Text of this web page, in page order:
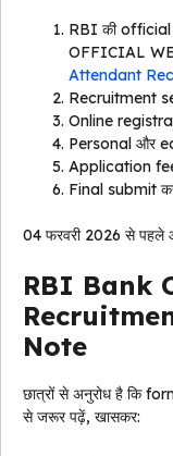
RBI की official
OFFICIAL
Attendant
Recruitment
Online
Personal और
Application
Final submit
04 फरवरी 2026 से पहले
RBI Bank
Note
छात्रों से अनुरोध है कि
से जरूर पढ़ें, खासकर: